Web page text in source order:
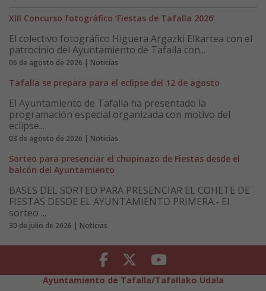
XIII Concurso fotográfico ‘Fiestas de Tafalla 2026’
El colectivo fotográfico Higuera Argazki Elkartea con el
patrocinio del Ayuntamiento de Tafalla con...
06 de agosto de 2026 | Noticias
Tafalla se prepara para el eclipse del 12 de agosto
El Ayuntamiento de Tafalla ha presentado la
programación especial organizada con motivo del
eclipse...
03 de agosto de 2026 | Noticias
Sorteo para presenciar el chupinazo de Fiestas desde el
balcón del Ayuntamiento
BASES DEL SORTEO PARA PRESENCIAR EL COHETE DE
FIESTAS DESDE EL AYUNTAMIENTO PRIMERA.- El
sorteo ...
30 de julio de 2026 | Noticias
Facebook Twitter Youtube
Ayuntamiento de Tafalla/Tafallako Udala